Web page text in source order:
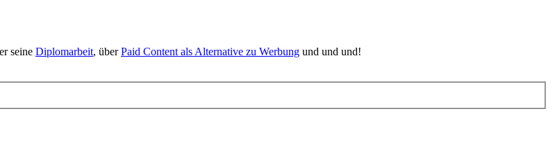
seine Diplomarbeit, überPaid Content als Alternative zu Werbung und und und!